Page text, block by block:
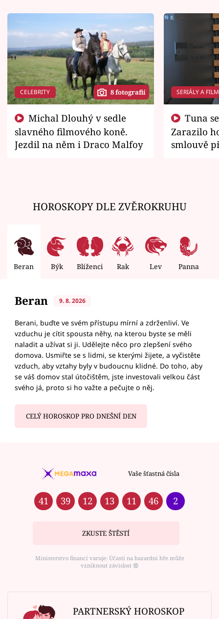
CELEBRITY 8 fotografií
slavného filmového koně.
Jezdil na něm i Draco Malfoy
SERIÁLY A
Zarazilo
smlouvě
HOROSKOPY DLE ZVĚROKRUHU
Beran Býk Blíženci Rak Lev Panna
Beran 9. 8. 2026
Berani, buďte ve svém přístupu mírní a zdrženliví. Ve
vzduchu je cítit spousta něhy, na kterou byste se měli
naladit a užívat si ji. Udělejte něco pro zlepšení svého
domova. Usmiřte se s lidmi, se kterými žijete, a vyčistěte
vzduch, aby vztahy byly v budoucnu klidné. Do toho, aby
se váš domov stal útočištěm, jste investovali velkou část
svého já, proto si ho važte a pečujte o něj.
CELÝ HOROSKOP PRO DNEŠNÍ DEN
Vaše šťastná čísla
41 39 12 13 11 46 2
ZKUSTE ŠTĚSTÍ
Ministerstvo financí varuje: Účastí na hazardní hře může
vzniknout závislost ⑱
PARTNERSKÝ HOROSKOP